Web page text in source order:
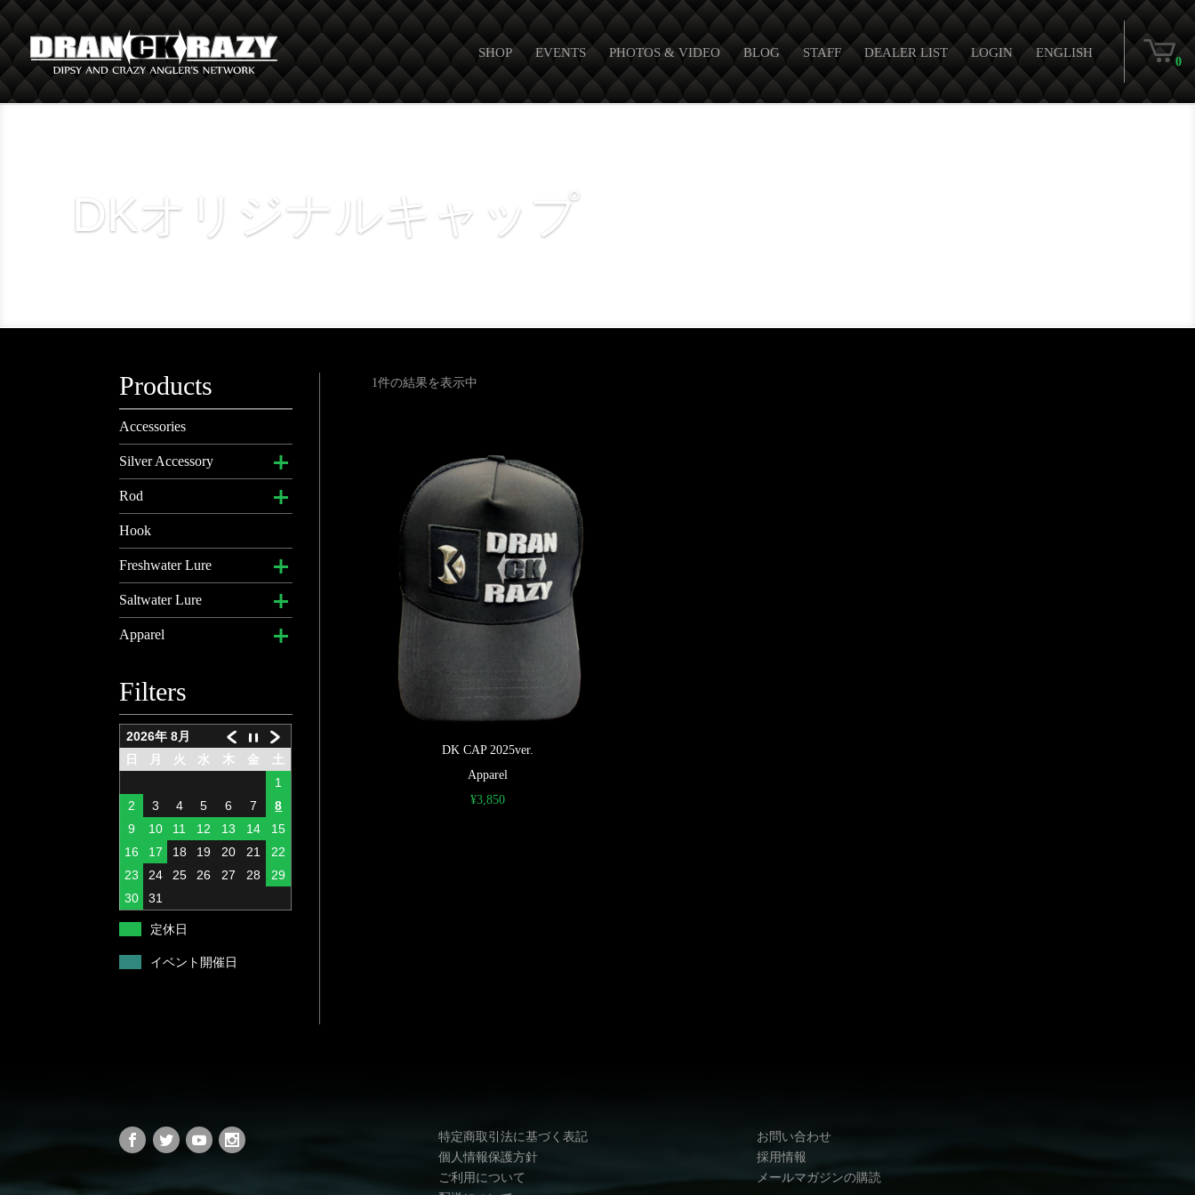
SHOP EVENTS PHOTOS & VIDEO BLOG STAFF DEALER LIST LOGIN ENGLISH
0
DKオリジナルキャップ
1件の結果を表示中
DK CAP 2025ver.
Apparel
¥3,850
Products
Accessories
Silver Accessory
ブレスレット
キーチェーン
ネックレス
リング
ペンダントトップ
Rod
トラベルロッド
ベイトロッド
スピニングロッド
アクセサリー
Hook
Freshwater Lure
クランクベイト
ジグヘッド
ソフトルアー
メタルバイブレーシ
ョン
ラバージグ
ワイヤーベイト
バズベイト
アラバマリグ
ビッグベイト
Saltwater Lure
ジギング用メタルジ
ジギング用メタルジ
グ ディンプルシリー
ズ
ビッグミノー
ペンシルベイト
ソルト用ジギングヘ
ッド
スピンテールジグ
バーザム専用ルアー
Apparel
プ
2015DK Tee
2016DK Tee Ver1
DK オリジナルカバ
ー
Filters
2026年 8月
日
月 火 水 木 金
土
1
2
3 4 5 6 7
8
9
10 11 12 13 14
15
16
17 18 19 20 21
22
23
24 25 26 27 28
29
30
31
定休日
イベント開催日
特定商取引法に基づく表記
個人情報保護方針
ご利用について
お問い合わせ
採用情報
メールマガジンの購読